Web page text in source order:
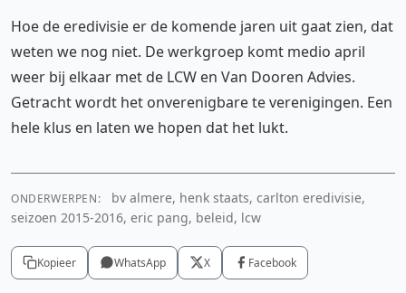
Hoe de eredivisie er de komende jaren uit gaat zien, dat
weten we nog niet. De werkgroep komt medio april
weer bij elkaar met de LCW en Van Dooren Advies.
Getracht wordt het onverenigbare te verenigingen. Een
hele klus en laten we hopen dat het lukt.
ONDERWERPEN:
bv almere, henk staats, carlton eredivisie,
seizoen 2015-2016, eric pang, beleid, lcw
Kopieer WhatsApp X Facebook